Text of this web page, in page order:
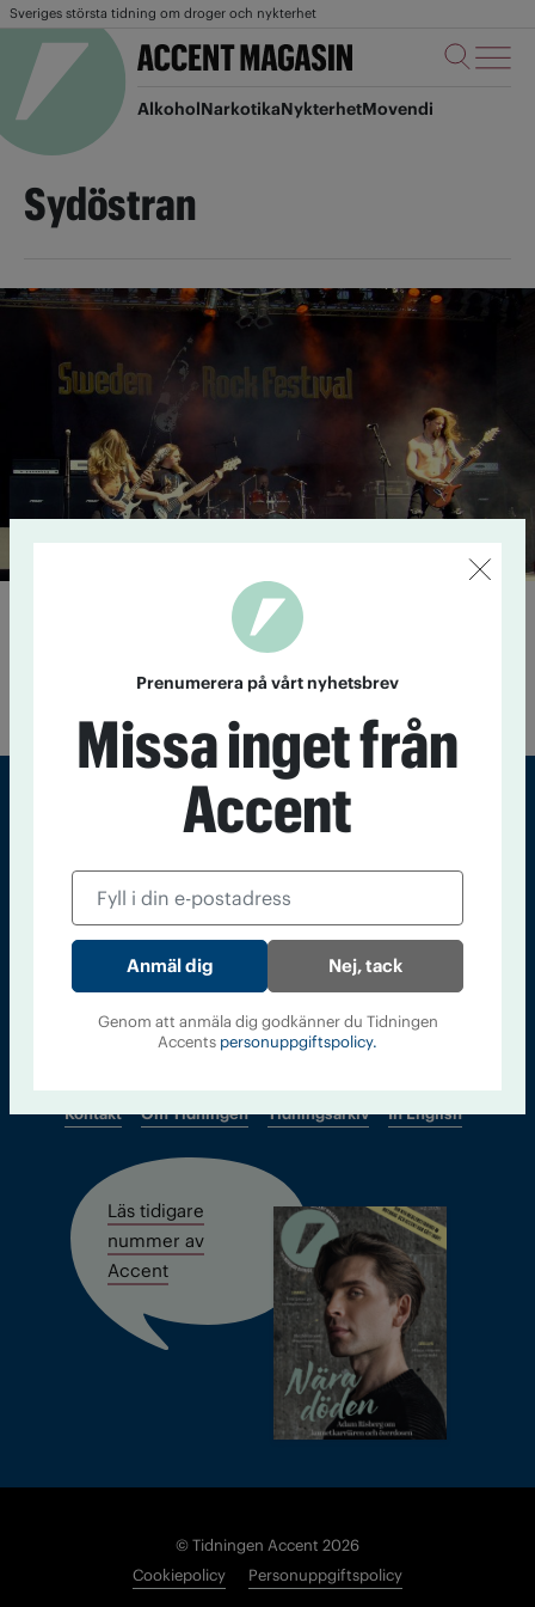
Sveriges största tidning om droger och nykterhet
AlkoholNarkotikaNykterhetMovendi
Sydöstran
Max två öl i taget på Sweden Rock
Max två öl i taget och hårdare tag mot
berusade. Det är vad länsstyrelsen vill se på Sweden Rock i
Tidningen Accent, A4, Bondegatan 21, 116 33 Stockholm
accent@iogt.se
Chefredaktör och ansvarig utgivare: Barbro Janson Lundkvist,
barbro@a4.se.
Kontakt Om Tidningen Tidningsarkiv In English
Läs tidigare
nummer av
Accent
© Tidningen Accent 2026
Cookiepolicy
Personuppgiftspolicy
Prenumerera på vårt nyhetsbrev
Missa inget från
Accent
Nej, tack
Genom att anmäla dig godkänner du Tidningen
Accents personuppgiftspolicy.